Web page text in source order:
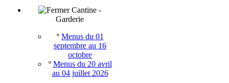
Cantine -
Garderie
º Menus du 01
septembre au 16
octobre
º Menus du 20 avril
au 04 juillet 2026